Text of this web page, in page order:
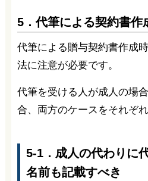
5．代筆による契約書作
代筆による贈与契約書作成
法に注意が必要です。
代筆を受ける人が成人の場
合、両方のケースをそれぞ
5-1．成人の代わりに
名前も記載すべき